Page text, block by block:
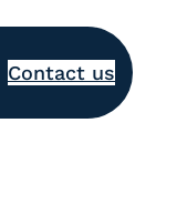
Contact us